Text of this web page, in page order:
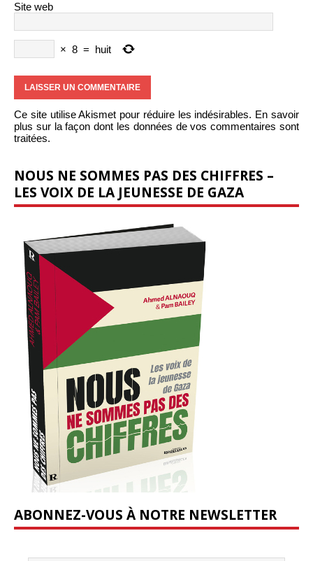
Site web
× 8 = huit
Ce site utilise Akismet pour réduire les indésirables. En savoir
plus sur la façon dont les données de vos commentaires sont
traitées.
NOUS NE SOMMES PAS DES CHIFFRES –
LES VOIX DE LA JEUNESSE DE GAZA
ABONNEZ-VOUS À NOTRE NEWSLETTER